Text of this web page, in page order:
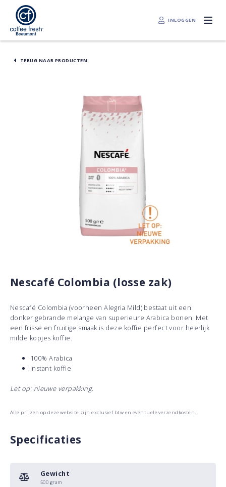
INLOGGEN
TERUG NAAR PRODUCTEN
Nescafé Colombia (losse zak)
Nescafé Colombia (voorheen Alegria Mild) bestaat uit een
donker gebrande melange van superieure Arabica bonen. Met
een frisse en fruitige smaak is deze koffie perfect voor heerlijk
milde kopjes koffie.
100% Arabica
Instant koffie
Let op: nieuwe verpakking.
Alle prijzen op deze website zijn exclusief btw en eventuele verzendkosten.
Specificaties
Gewicht
500 gram